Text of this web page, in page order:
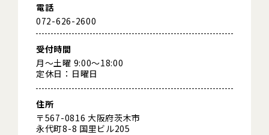
電話
072-626-2600
受付時間
月～土曜 9:00～18:00
定休日：日曜日
住所
〒567-0816 大阪府茨木市
永代町8-8 国里ビル205